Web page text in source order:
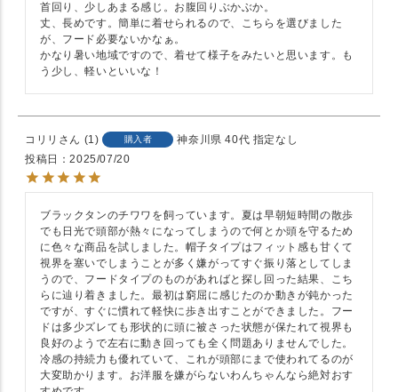
首回り、少しあまる感じ。お腹回りぶかぶか。
丈、長めです。簡単に着せられるので、こちらを選びました
が、フード必要ないかなぁ。
かなり暑い地域ですので、着せて様子をみたいと思います。も
コリリ 1 購入者 神奈川県 40代 指定なし
投稿日
2025/07/20
ブラックタンのチワワを飼っています。夏は早朝短時間の散歩
でも日光で頭部が熱々になってしまうので何とか頭を守るため
に色々な商品を試しました。帽子タイプはフィット感も甘くて
視界を塞いでしまうことが多く嫌がってすぐ振り落としてしま
うので、フードタイプのものがあればと探し回った結果、こち
らに辿り着きました。最初は窮屈に感じたのか動きが鈍かった
ですが、すぐに慣れて軽快に歩き出すことができました。フー
ドは多少ズレても形状的に頭に被さった状態が保たれて視界も
良好のようで左右に動き回っても全く問題ありませんでした。
冷感の持続力も優れていて、これが頭部にまで使われてるのが
大変助かります。お洋服を嫌がらないわんちゃんなら絶対おす